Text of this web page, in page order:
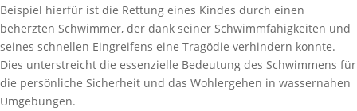
Beispiel hierfür ist die Rettung eines Kindes durch einen
beherzten Schwimmer, der dank seiner Schwimmfähigkeiten und
seines schnellen Eingreifens eine Tragödie verhindern konnte.
Dies unterstreicht die essenzielle Bedeutung des Schwimmens für
die persönliche Sicherheit und das Wohlergehen in wassernahen
Umgebungen.